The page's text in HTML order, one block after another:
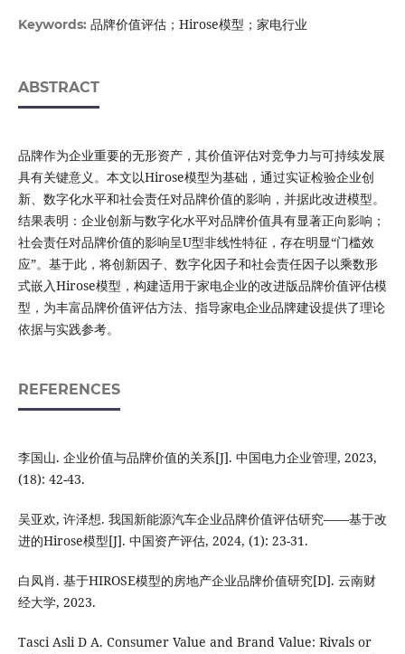
Keywords: 品牌价值评估；Hirose模型；家电行业
ABSTRACT
品牌作为企业重要的无形资产，其价值评估对竞争力与可持续发展
具有关键意义。本文以Hirose模型为基础，通过实证检验企业创
新、数字化水平和社会责任对品牌价值的影响，并据此改进模型。
结果表明：企业创新与数字化水平对品牌价值具有显著正向影响；
社会责任对品牌价值的影响呈U型非线性特征，存在明显“门槛效
应”。基于此，将创新因子、数字化因子和社会责任因子以乘数形
式嵌入Hirose模型，构建适用于家电企业的改进版品牌价值评估模
型，为丰富品牌价值评估方法、指导家电企业品牌建设提供了理论
依据与实践参考。
REFERENCES
李国山. 企业价值与品牌价值的关系[J]. 中国电力企业管理, 2023,
(18): 42-43.
吴亚欢, 许泽想. 我国新能源汽车企业品牌价值评估研究——基于改
进的Hirose模型[J]. 中国资产评估, 2024, (1): 23-31.
白凤肖. 基于HIROSE模型的房地产企业品牌价值研究[D]. 云南财
经大学, 2023.
Tasci Asli D A. Consumer Value and Brand Value: Rivals or